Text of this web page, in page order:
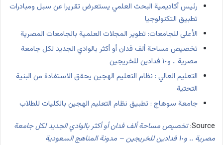
رئيس أكاديمية البحث العلمي يستعرض تقريرا عن سبل ومبادرات
تطبيق التكنولوجيا
الأعلى للجامعات: تطوير المجلات العلمية بالجامعات المصرية
تخصيص مساحة ألف فدان أو أكثر بالوادي الجديد لكل جامعة
مصرية .. و١٠ فدادين للخريجين
التعليم العالي : نظام التعليم الهجين يحقق الاستفادة من البنية
التحتية
جامعة سوهاج : تطبيق نظام التعليم الهجين بالكليات للطلاب
Source: تخصيص مساحة ألف فدان أو أكثر بالوادي الجديد لكل جامعة
مصرية .. و١٠ فدادين للخريجين – مدونة المناهج السعودية